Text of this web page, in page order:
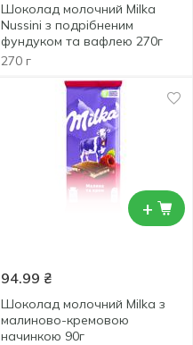
Шоколад молочний Milka
Nussini з подрібненим
фундуком та вафлею 270г
270 г
+
94.99 ₴
Шоколад молочний Milka з
малиново-кремовою
начинкою 90г